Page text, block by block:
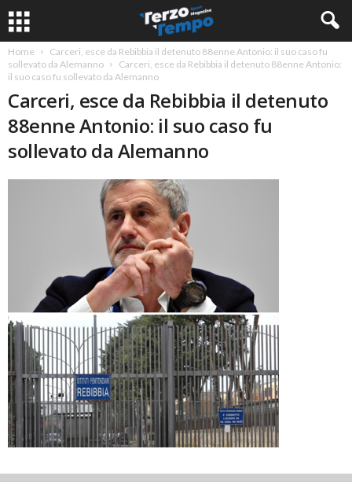
Home
Carceri, esce da Rebibbia il detenuto 88enne Antonio: il suo caso fu
sollevato da Alemanno
Carceri, esce da Rebibbia il detenuto 88enne Antonio:
il suo caso fu sollevato da Alemanno
Carceri, esce da Rebibbia il detenuto
88enne Antonio: il suo caso fu
sollevato da Alemanno